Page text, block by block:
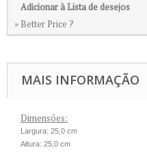
Adicionar à Lista de desejos
» Better Price ?
MAIS INFORMAÇÃO
Dimensões:
Largura: 25,0 cm
Altura: 25,0 cm